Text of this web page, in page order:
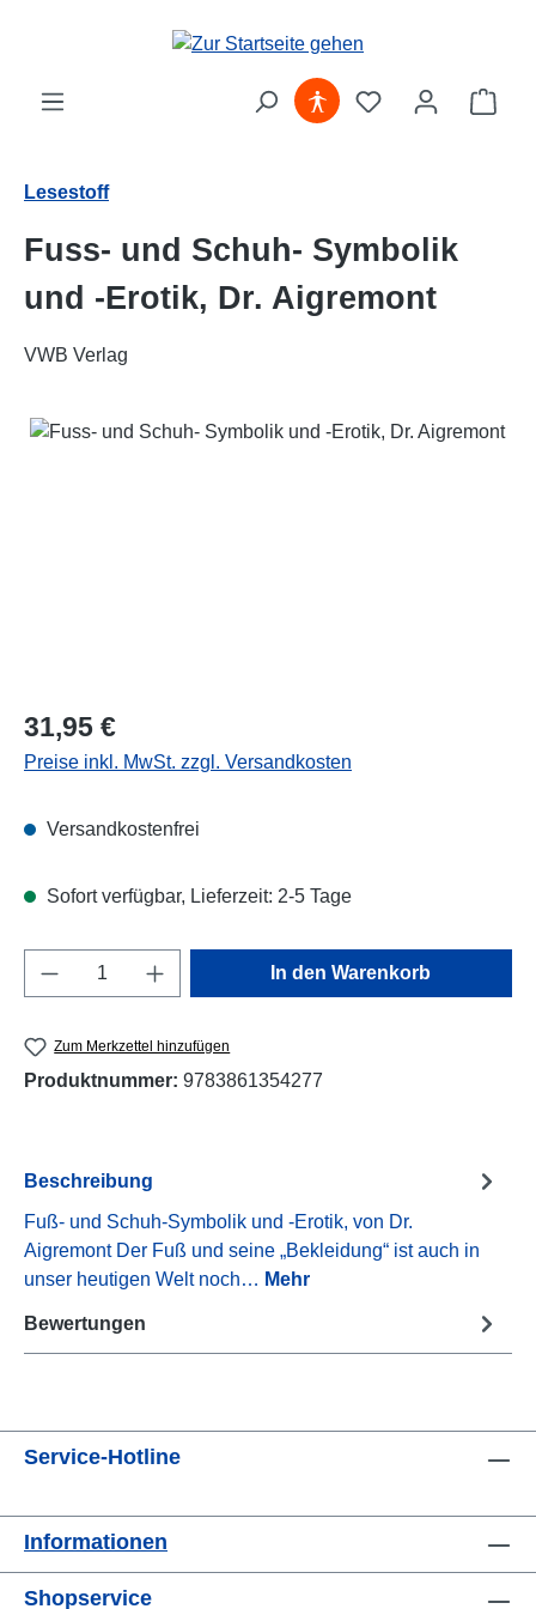
Zum Hauptinhalt springen
Lesestoff
Fuss- und Schuh- Symbolik
und -Erotik, Dr. Aigremont
VWB Verlag
Regulärer Preis:
31,95 €
Preise inkl. MwSt. zzgl. Versandkosten
Versandkostenfrei
Sofort verfügbar, Lieferzeit: 2-5 Tage
Produkt Anzahl: Gib den gewünschten
In den Warenkorb
Zum Merkzettel hinzufügen
Produktnummer: 9783861354277
Beschreibung
Fuß- und Schuh-Symbolik und -Erotik, von Dr.
Aigremont Der Fuß und seine „Bekleidung“ ist auch in
unser heutigen Welt noch… Mehr
Bewertungen
Service-Hotline
Informationen
Shopservice